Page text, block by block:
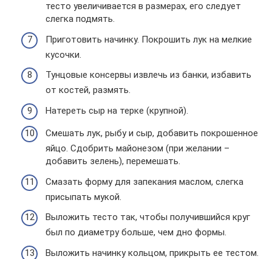
тесто увеличивается в размерах, его следует
слегка подмять.
Приготовить начинку. Покрошить лук на мелкие
кусочки.
Тунцовые консервы извлечь из банки, избавить
от костей, размять.
Натереть сыр на терке (крупной).
Смешать лук, рыбу и сыр, добавить покрошенное
яйцо. Сдобрить майонезом (при желании –
добавить зелень), перемешать.
Смазать форму для запекания маслом, слегка
присыпать мукой.
Выложить тесто так, чтобы получившийся круг
был по диаметру больше, чем дно формы.
Выложить начинку кольцом, прикрыть ее тестом.